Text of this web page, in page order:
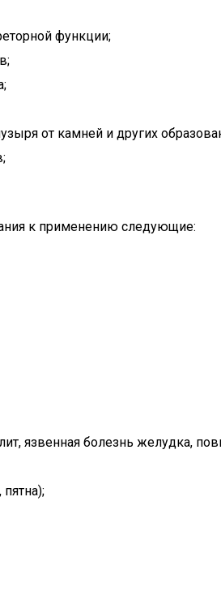
функции;
от камней и других
к применению следующие:
язвенная болезнь желудка,